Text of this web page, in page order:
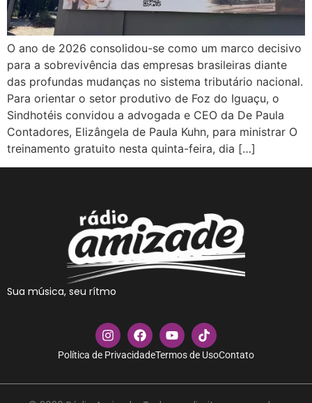
O ano de 2026 consolidou-se como um marco decisivo
para a sobrevivência das empresas brasileiras diante
das profundas mudanças no sistema tributário nacional.
Para orientar o setor produtivo de Foz do Iguaçu, o
Sindhotéis convidou a advogada e CEO da De Paula
Contadores, Elizângela de Paula Kuhn, para ministrar O
treinamento gratuito nesta quinta-feira, dia […]
Sua música, seu rítmo
Política de PrivacidadeTermos de UsoContato